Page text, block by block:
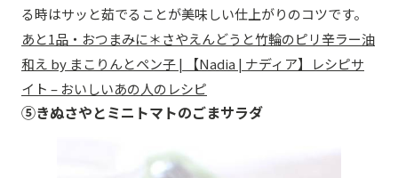
る時はサッと茹でることが美味しい仕上がりのコツです。
あと1品・おつまみに＊さやえんどうと竹輪のピリ辛ラー油
和え by まこりんとペン子 | 【Nadia | ナディア】レシピサ
イト – おいしいあの人のレシピ
⑤きぬさやとミニトマトのごまサラダ